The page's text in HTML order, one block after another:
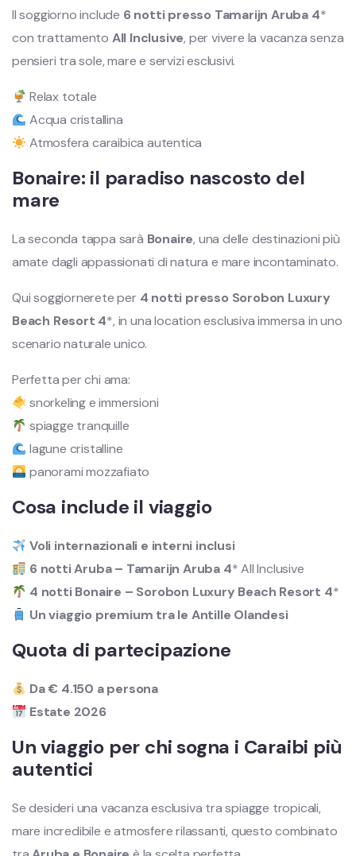
Il soggiorno include 6 notti presso Tamarijn Aruba 4*
con trattamento All Inclusive, per vivere la vacanza senza
pensieri tra sole, mare e servizi esclusivi.
Relax totale
Acqua cristallina
Atmosfera caraibica autentica
Bonaire: il paradiso nascosto del
mare
La seconda tappa sarà Bonaire, una delle destinazioni più
amate dagli appassionati di natura e mare incontaminato.
Qui soggiornerete per 4 notti presso Sorobon Luxury
Beach Resort 4*, in una location esclusiva immersa in uno
scenario naturale unico.
Perfetta per chi ama:
snorkeling e immersioni
spiagge tranquille
lagune cristalline
panorami mozzafiato
Cosa include il viaggio
Voli internazionali e interni inclusi
6 notti Aruba – Tamarijn Aruba 4* All Inclusive
4 notti Bonaire – Sorobon Luxury Beach Resort 4*
Un viaggio premium tra le Antille Olandesi
Quota di partecipazione
Da € 4.150 a persona
Estate 2026
Un viaggio per chi sogna i Caraibi più
autentici
Se desideri una vacanza esclusiva tra spiagge tropicali,
mare incredibile e atmosfere rilassanti, questo combinato